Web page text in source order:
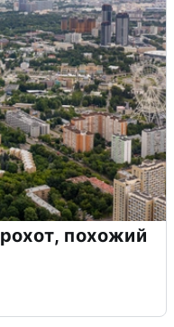
похожий